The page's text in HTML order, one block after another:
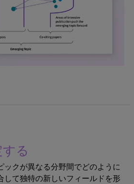
る
ックが異なる分野間でどのように
して独特の新しいフィールドを形